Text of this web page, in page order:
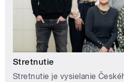
Stretnutie
Stretnutie je vysielanie